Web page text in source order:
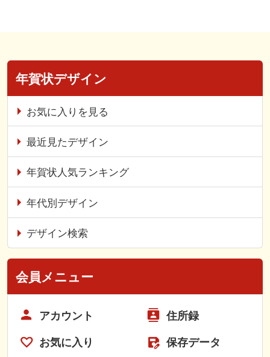
年賀状デザイン
お気に入りを見る
最近見たデザイン
年賀状人気ランキング
年代別デザイン
デザイン検索
会員メニュー
アカウント 住所録
お気に入り 保存データ